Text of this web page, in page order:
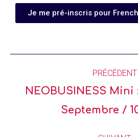
Je me pré-inscris pour
PRÉCÉDENT
NEOBUSINESS Mini
Septembre /